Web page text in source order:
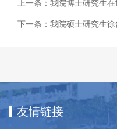
上一条： 我院博士研究生
下一条： 我院硕士研究生
友情链接